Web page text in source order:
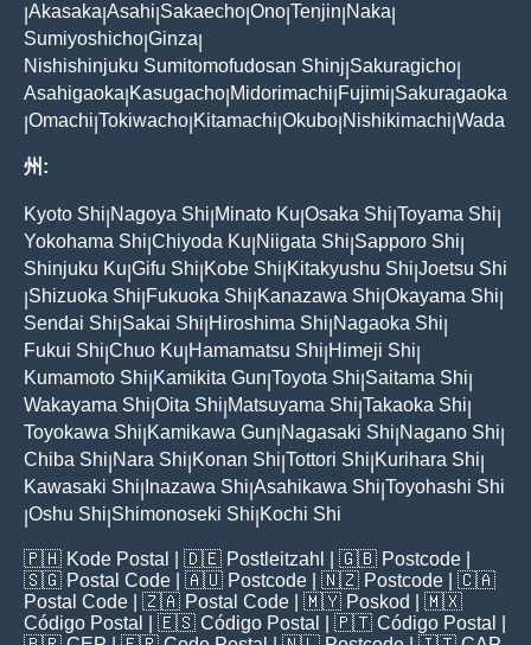
Akasaka Asahi Sakaecho Ono Tenjin Naka
Sumiyoshicho Ginza
Nishishinjuku Sumitomofudosan Shinj Sakuragicho
Asahigaoka Kasugacho Midorimachi Fujimi Sakuragaoka
Omachi Tokiwacho Kitamachi Okubo Nishikimachi Wada
州:
Kyoto Shi Nagoya Shi Minato Ku Osaka Shi Toyama Shi
Yokohama Shi Chiyoda Ku Niigata Shi Sapporo Shi
Shinjuku Ku Gifu Shi Kobe Shi Kitakyushu Shi Joetsu Shi
Shizuoka Shi Fukuoka Shi Kanazawa Shi Okayama Shi
Sendai Shi Sakai Shi Hiroshima Shi Nagaoka Shi
Fukui Shi Chuo Ku Hamamatsu Shi Himeji Shi
Kumamoto Shi Kamikita Gun Toyota Shi Saitama Shi
Wakayama Shi Oita Shi Matsuyama Shi Takaoka Shi
Toyokawa Shi Kamikawa Gun Nagasaki Shi Nagano Shi
Chiba Shi Nara Shi Konan Shi Tottori Shi Kurihara Shi
Kawasaki Shi Inazawa Shi Asahikawa Shi Toyohashi Shi
Oshu Shi Shimonoseki Shi Kochi Shi
🇵🇭 Kode Postal | 🇩🇪 Postleitzahl | 🇬🇧 Postcode
🇸🇬 Postal Code | 🇦🇺 Postcode | 🇳🇿 Postcode | 🇨🇦
Postal Code | 🇿🇦 Postal Code | 🇲🇾 Poskod
| 🇲🇽
Código Postal
| 🇪🇸 Código Postal | 🇵🇹 Código Postal